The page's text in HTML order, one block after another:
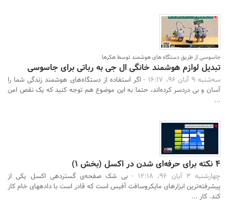
جاسوسی از طریق دستگاه های هوشمند توسط هکرها
تبدیل لوازم هوشمند خانگی ال جی به رباتی برای جاسوسی
سه‌شنبه 9 آبان 96، 16:17 -
اگر استفاده از دستگاه‌های هوشمند زندگی شما را
آسان و بی دردسر کرده‌اند، حتما به این موضوع هم توجه کنید که یک نقص امن
...
۴ نکته برای حرفه‌ای شدن در اکسل (بخش 1)
چهارشنبه 3 آبان 96، 12:18 -
بی شک صفحه‌ی گسترده‎ی اکسل یکی از
پیشرفته‌ترین ابزارهای مایکروسافت آفیس است که قادر است با داده‎های خام کار
کند. کار ...